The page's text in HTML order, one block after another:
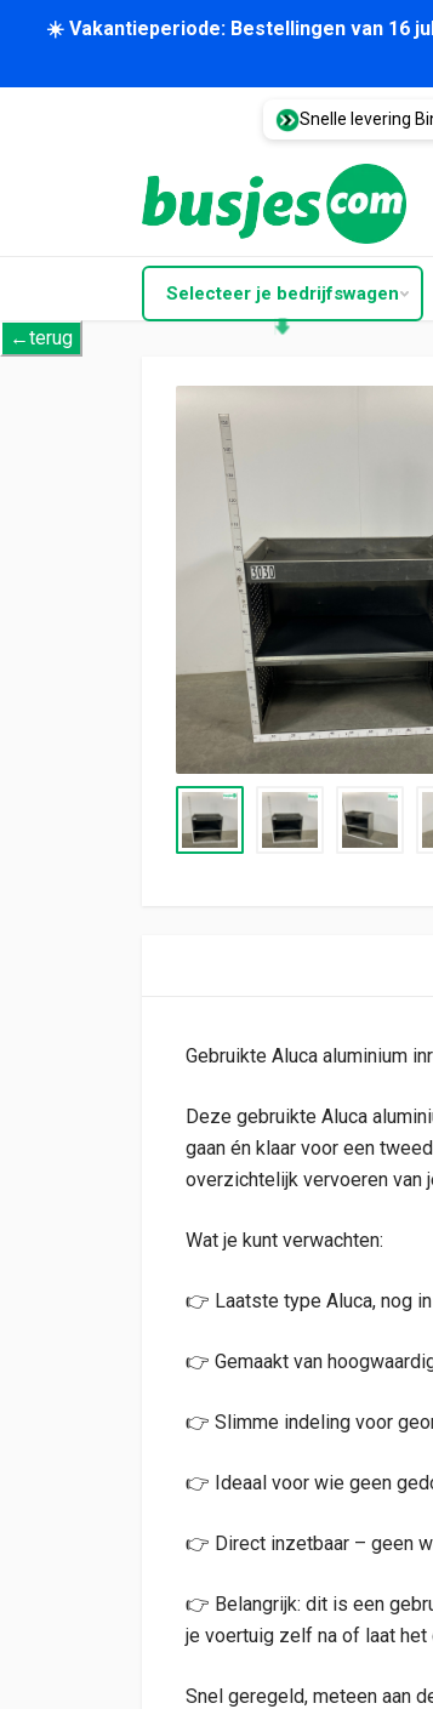
☀️ Vakantieperiode: Bestellingen van 16
Snelle levering
Selecteer je bedrijfswagen
←terug
Gebruikte Aluca aluminium
Deze gebruikte Aluca
gaan én klaar voor een
overzichtelijk vervoeren van
Wat je kunt verwachten:
👉 Laatste type Aluca, nog
👉 Gemaakt van
👉 Slimme indeling voor
👉 Ideaal voor wie geen
👉 Direct inzetbaar – geen
👉 Belangrijk: dit is een
je voertuig zelf na of laat
Snel geregeld, meteen aan